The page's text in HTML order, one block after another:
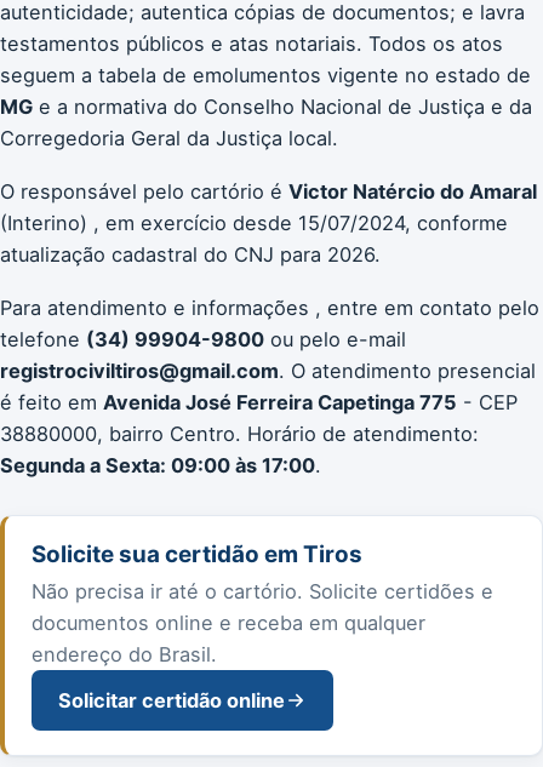
autenticidade; autentica cópias de documentos; e lavra
testamentos públicos e atas notariais. Todos os atos
seguem a tabela de emolumentos vigente no estado de
MG e a normativa do Conselho Nacional de Justiça e da
Corregedoria Geral da Justiça local.
O responsável pelo cartório é Victor Natércio do Amaral
(Interino) , em exercício desde 15/07/2024, conforme
atualização cadastral do CNJ para 2026.
Para atendimento e informações , entre em contato pelo
telefone (34) 99904-9800 ou pelo e-mail
registrociviltiros@gmail.com. O atendimento presencial
é feito em Avenida José Ferreira Capetinga 775 - CEP
38880000, bairro Centro. Horário de atendimento:
Segunda a Sexta: 09:00 às 17:00.
Solicite sua certidão em Tiros
Não precisa ir até o cartório. Solicite certidões e
documentos online e receba em qualquer
endereço do Brasil.
Solicitar certidão online